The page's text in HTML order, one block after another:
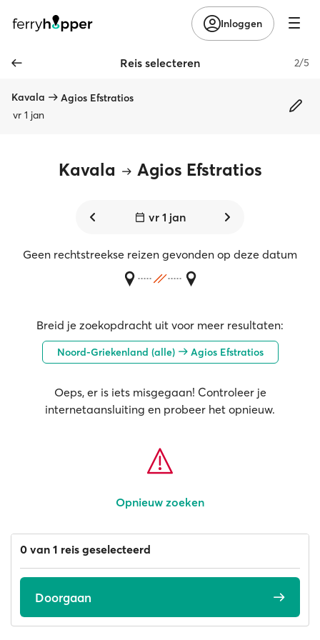
Inloggen
Reis selecteren 2/5
Kavala
Agios Efstratios
vr 1 jan
Kavala Agios Efstratios
vr 1 jan
Geen rechtstreekse reizen gevonden op deze datum
Breid je zoekopdracht uit voor meer resultaten:
Noord-Griekenland (alle) Agios Efstratios
Oeps, er is iets misgegaan! Controleer je
internetaansluiting en probeer het opnieuw.
Opnieuw zoeken
0 van 1 reis geselecteerd
Doorgaan